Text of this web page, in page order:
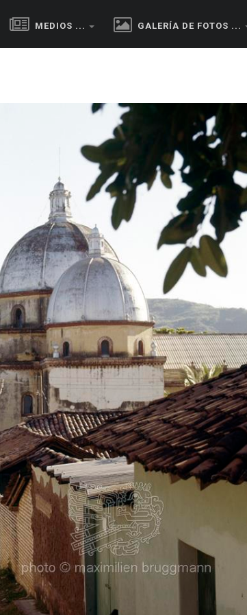
MEDIOS ... GALERÍA DE FOTOS ...